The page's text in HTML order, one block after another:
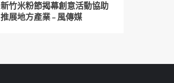
新竹米粉節揭幕創意活動協助
推展地方產業 – 風傳媒